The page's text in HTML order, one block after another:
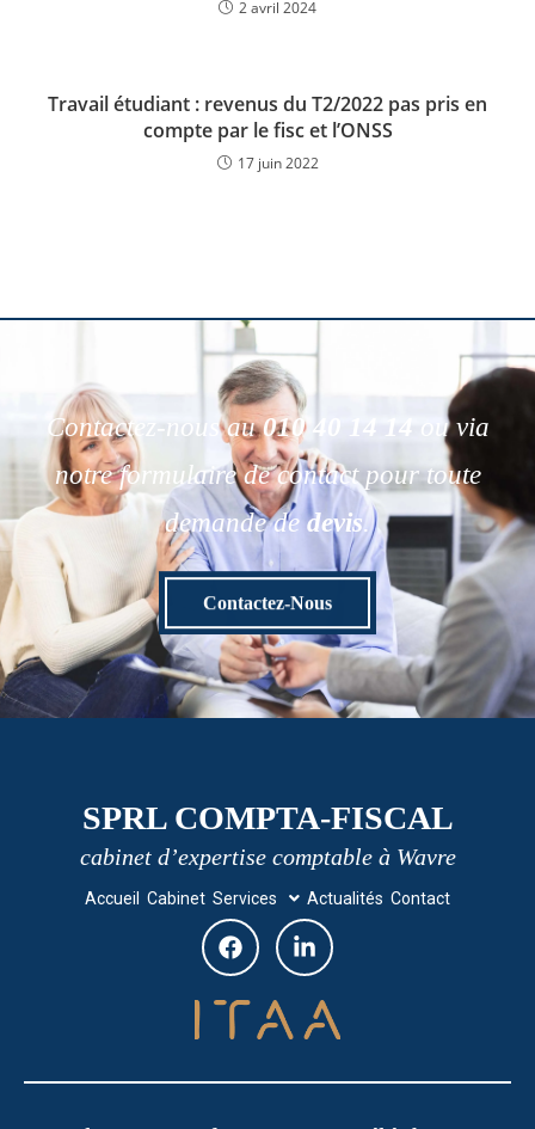
2 avril 2024
Travail étudiant : revenus du T2/2022 pas pris en
compte par le fisc et l’ONSS
17 juin 2022
Contactez-nous au010 40 14 14
ou via
notre formulaire de contact pour toute
demande de devis.
Contactez-Nous
SPRL COMPTA-FISCAL
cabinet d’expertise comptable à Wavre
Accueil Cabinet Services Actualités Contact